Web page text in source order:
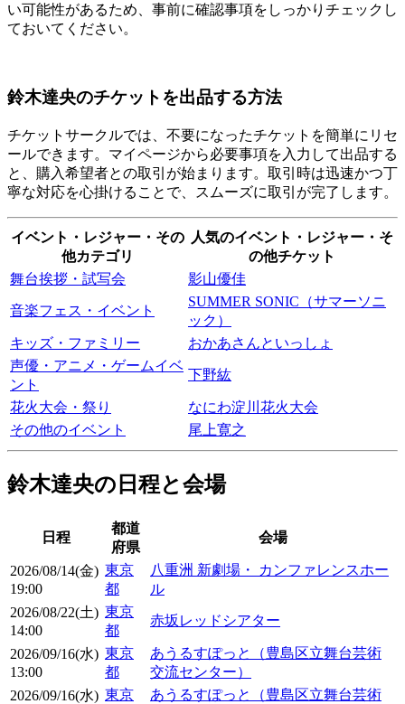
い可能性があるため、事前に確認事項をしっかりチェックし
ておいてください。
鈴木達央のチケットを出品する方法
チケットサークルでは、不要になったチケットを簡単にリセ
ールできます。マイページから必要事項を入力して出品する
と、購入希望者との取引が始まります。取引時は迅速かつ丁
寧な対応を心掛けることで、スムーズに取引が完了します。
イベント・レジャー・その
他カテゴリ
人気のイベント・レジャー・そ
の他チケット
舞台挨拶・試写会
影山優佳
音楽フェス・イベント
SUMMER SONIC（サマーソニ
ック）
キッズ・ファミリー
おかあさんといっしょ
声優・アニメ・ゲームイベ
ント
下野紘
花火大会・祭り
なにわ淀川花火大会
その他のイベント
尾上寛之
鈴木達央の日程と会場
日程
都道
府県
会場
2026/08/14(金)
19:00
東京
都
八重洲 新劇場・ カンファレンスホー
ル
2026/08/22(土)
14:00
東京
都
赤坂レッドシアター
2026/09/16(水)
13:00
東京
都
あうるすぽっと（豊島区立舞台芸術
交流センター）
2026/09/16(水) 東京
あうるすぽっと（豊島区立舞台芸術